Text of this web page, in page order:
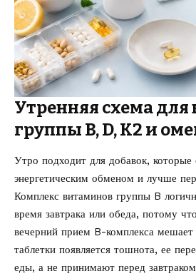
Утренняя схема
группы B, D, K2 и
Утро подходит для добавок, которые
энергетическим обменом и лучше
Комплекс витаминов группы B
время завтрака или обеда, потому
вечерний прием B-комплекса
таблетки появляется тошнота, ее
еды, а не принимают перед